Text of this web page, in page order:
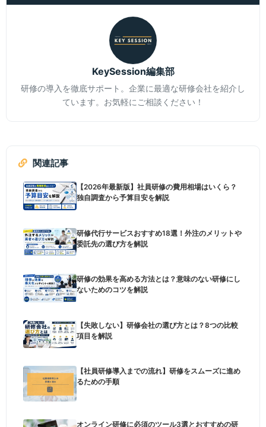
KeySession編集部
研修の導入を徹底サポート。企業に最適な研修会社を紹介し
ています。お気軽にご相談ください！
関連記事
【2026年最新版】社員研修の費用相場はいくら？
独自調査から予算目安を解説
研修代行サービスおすすめ18選！外注のメリットや
委託先の選び方を解説
研修の効果を高める方法とは？意味のない研修にし
ないためのコツを解説
【失敗しない】研修会社の選び方とは？8つの比較
項目を解説
【社員研修導入までの流れ】研修をスムーズに進め
るための手順
オンライン研修に必須のツール3選とおすすめの研